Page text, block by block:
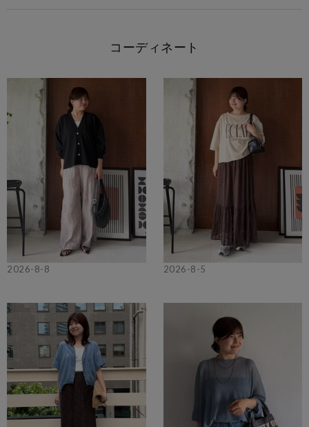
コーディネート
2026-8-8 2026-8-5